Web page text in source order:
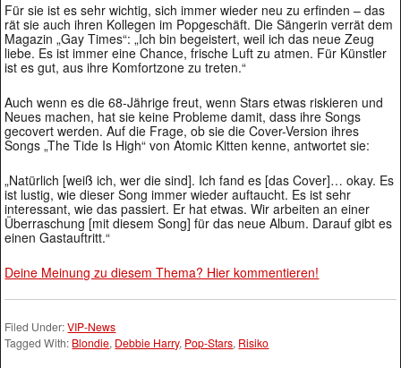
Für sie ist es sehr wichtig, sich immer wieder neu zu erfinden – das
rät sie auch ihren Kollegen im Popgeschäft. Die Sängerin verrät dem
Magazin „Gay Times“: „Ich bin begeistert, weil ich das neue Zeug
liebe. Es ist immer eine Chance, frische Luft zu atmen. Für Künstler
ist es gut, aus ihre Komfortzone zu treten.“
Auch wenn es die 68-Jährige freut, wenn Stars etwas riskieren und
Neues machen, hat sie keine Probleme damit, dass ihre Songs
gecovert werden. Auf die Frage, ob sie die Cover-Version ihres
Songs „The Tide Is High“ von Atomic Kitten kenne, antwortet sie:
„Natürlich [weiß ich, wer die sind]. Ich fand es [das Cover]… okay. Es
ist lustig, wie dieser Song immer wieder auftaucht. Es ist sehr
interessant, wie das passiert. Er hat etwas. Wir arbeiten an einer
Überraschung [mit diesem Song] für das neue Album. Darauf gibt es
einen Gastauftritt.“
Deine Meinung zu diesem Thema? Hier kommentieren!
Filed Under:VIP-News
Tagged With: Blondie, Debbie Harry, Pop-Stars, Risiko